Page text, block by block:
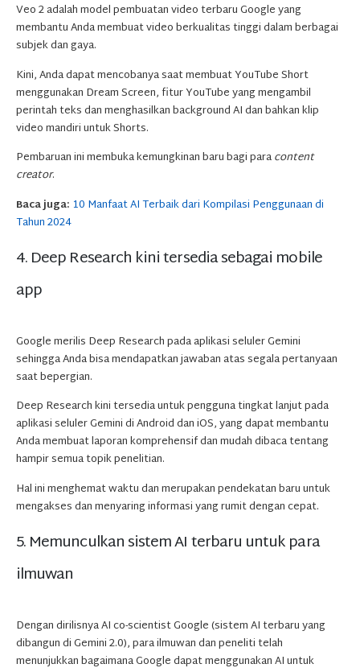
Veo 2 adalah model pembuatan video terbaru Google yang
membantu Anda membuat video berkualitas tinggi dalam berbagai
subjek dan gaya.
Kini, Anda dapat mencobanya saat membuat YouTube Short
menggunakan Dream Screen, fitur YouTube yang mengambil
perintah teks dan menghasilkan background AI dan bahkan klip
video mandiri untuk Shorts.
Pembaruan ini membuka kemungkinan baru bagi paracontent
creator.
Baca juga: 10 Manfaat AI Terbaik dari Kompilasi Penggunaan di
Tahun 2024
4. Deep Research kini tersedia sebagai mobile
app
Google merilis Deep Research pada aplikasi seluler Gemini
sehingga Anda bisa mendapatkan jawaban atas segala pertanyaan
saat bepergian.
Deep Research kini tersedia untuk pengguna tingkat lanjut pada
aplikasi seluler Gemini di Android dan iOS, yang dapat membantu
Anda membuat laporan komprehensif dan mudah dibaca tentang
hampir semua topik penelitian.
Hal ini menghemat waktu dan merupakan pendekatan baru untuk
mengakses dan menyaring informasi yang rumit dengan cepat.
5. Memunculkan sistem AI terbaru untuk para
ilmuwan
Dengan dirilisnya AI co-scientist Google (sistem AI terbaru yang
dibangun di Gemini 2.0), para ilmuwan dan peneliti telah
menunjukkan bagaimana Google dapat menggunakan AI untuk